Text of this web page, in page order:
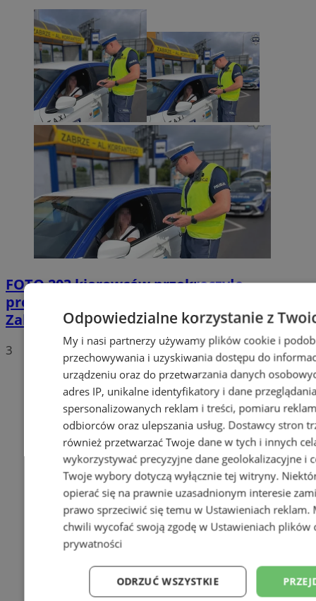
FOTO203 kierowców przekroczyło
prędkość. Policja kontrolowała drogi w
Zabrzu
3
Odpowiedzialne korzystanie z
My i nasi partnerzy używamy plików cookie i
przechowywania i uzyskiwania dostępu do
urządzeniu oraz do przetwarzania danych
adres IP, unikalne identyfikatory i dane
spersonalizowanych reklam i treści, pomiaru
odbiorców oraz ulepszania usług. Dostawcy stron
również przetwarzać Twoje dane w tych i innych
wykorzystywać precyzyjne dane geolokalizacyjne i
Twoje wybory dotyczą wyłącznie tej witryny.
opierać się na prawnie uzasadnionym interesie
prawo sprzeciwić się temu w Ustawieniach reklam.
chwili wycofać swoją zgodę w Ustawieniach plików
prywatności
ODRZUĆ WSZYSTKIE